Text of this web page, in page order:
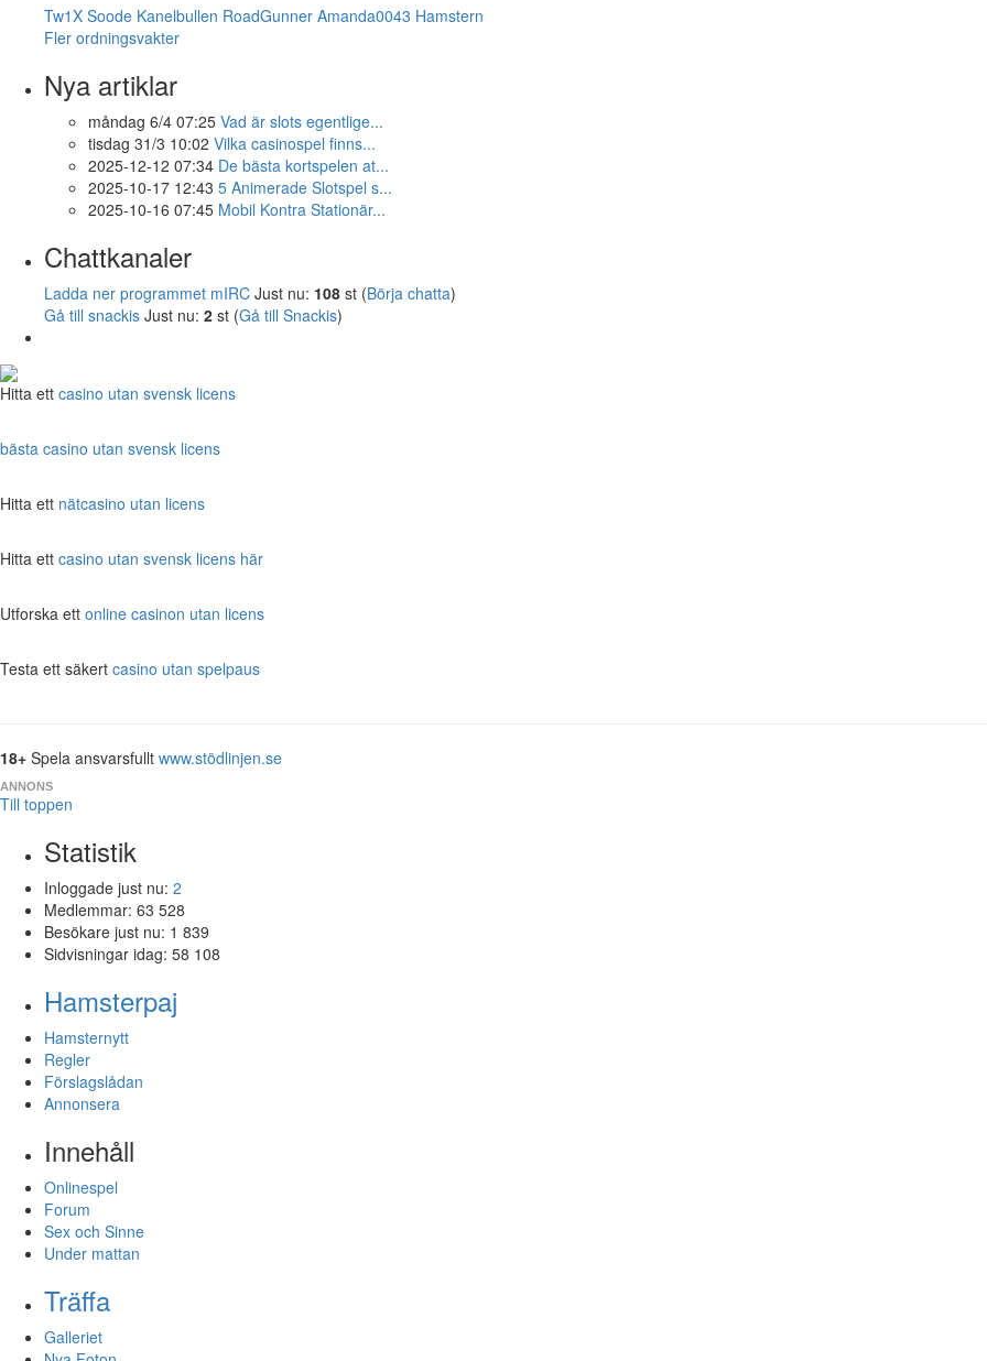
Tw1X Soode Kanelbullen RoadGunner Amanda0043 Hamstern
Fler ordningsvakter
Nya artiklar
måndag 6/4 07:25 Vad är slots egentlige...
tisdag 31/3 10:02 Vilka casinospel finns...
2025-12-12 07:34 De bästa kortspelen at...
2025-10-17 12:43 5 Animerade Slotspel s...
2025-10-16 07:45 Mobil Kontra Stationär...
Chattkanaler
Ladda ner programmet mIRC Just nu: 108 st (Börja chatta)
Gå till snackis Just nu: 2 st (Gå till Snackis)
Hitta ett casino utan svensk licens
bästa casino utan svensk licens
Hitta ett nätcasino utan licens
Hitta ett casino utan svensk licens här
Utforska ett online casinon utan licens
Testa ett säkert casino utan spelpaus
18+ Spela ansvarsfullt www.stödlinjen.se
ANNONS
Till toppen
Statistik
Inloggade just nu: 2
Medlemmar: 63 528
Besökare just nu: 1 839
Sidvisningar idag: 58 108
Hamsterpaj
Hamsternytt
Regler
Förslagslådan
Annonsera
Innehåll
Onlinespel
Forum
Sex och Sinne
Under mattan
Träffa
Galleriet